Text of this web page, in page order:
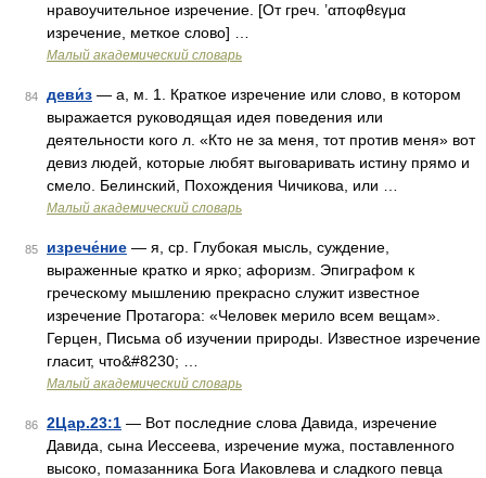
нравоучительное изречение. [От греч. ’αποφθεγμα
изречение, меткое слово] …
Малый академический словарь
84 деви́з — а, м. 1. Краткое изречение или слово, в котором
выражается руководящая идея поведения или
деятельности кого л. «Кто не за меня, тот против меня» вот
девиз людей, которые любят выговаривать истину прямо и
смело. Белинский, Похождения Чичикова, или …
Малый академический словарь
85 изрече́ние — я, ср. Глубокая мысль, суждение,
выраженные кратко и ярко; афоризм. Эпиграфом к
греческому мышлению прекрасно служит известное
изречение Протагора: «Человек мерило всем вещам».
Герцен, Письма об изучении природы. Известное изречение
гласит, что&#8230; …
Малый академический словарь
86 2Цар.23:1 — Вот последние слова Давида, изречение
Давида, сына Иессеева, изречение мужа, поставленного
высоко, помазанника Бога Иаковлева и сладкого певца